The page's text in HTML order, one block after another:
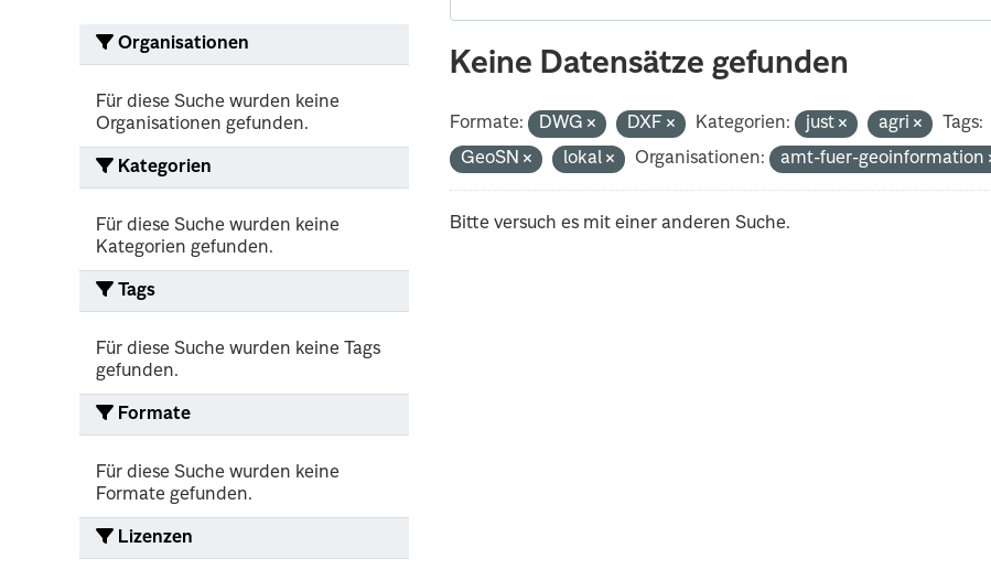
Organisationen
Für diese Suche wurden keine
Organisationen gefunden.
Kategorien
Für diese Suche wurden keine
Kategorien gefunden.
Tags
Für diese Suche wurden keine Tags
gefunden.
Formate
Für diese Suche wurden keine
Formate gefunden.
Lizenzen
Keine Datensätze gefunden
Formate: DWG DXF Kategorien: just agri
Tags:
GeoSN
lokal Organisationen: amt-fuer-geoinformation
Bitte versuch es mit einer anderen Suche.